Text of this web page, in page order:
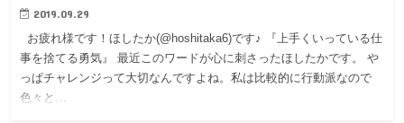
2019.09.29
お疲れ様です！ほしたか(@hoshitaka6)です♪ 『上手くいっている仕
事を捨てる勇気』 最近このワードが心に刺さったほしたかです。 や
っぱチャレンジって大切なんですよね。私は比較的に行動派なので
色々と…